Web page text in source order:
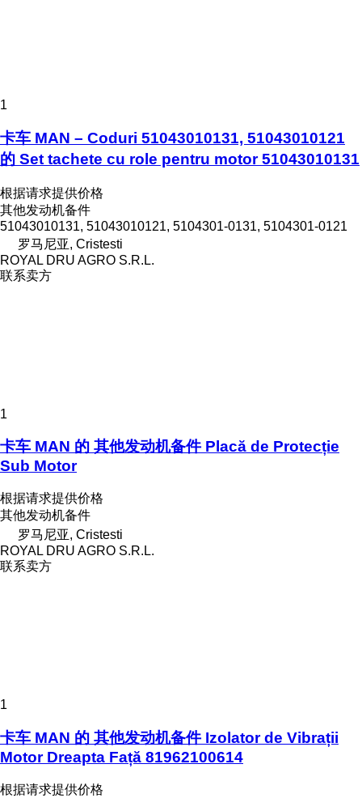
1
卡车 MAN – Coduri 51043010131, 51043010121
的 Set tachete cu role pentru motor 51043010131
根据请求提供价格
其他发动机备件
51043010131, 51043010121, 5104301-0131, 5104301-0121
罗马尼亚, Cristesti
ROYAL DRU AGRO S.R.L.
联系卖方
1
卡车 MAN 的 其他发动机备件 Placă de Protecție
Sub Motor
根据请求提供价格
其他发动机备件
罗马尼亚, Cristesti
ROYAL DRU AGRO S.R.L.
联系卖方
1
卡车 MAN 的 其他发动机备件 Izolator de Vibrații
Motor Dreapta Față 81962100614
根据请求提供价格